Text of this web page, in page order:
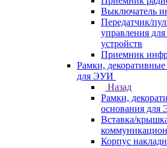
Выключатель
Передатчик/
управления
устройств
Приемник
Рамки,
для ЭУИ
Назад
Рамки,
основания для
Вставка/
Корпус